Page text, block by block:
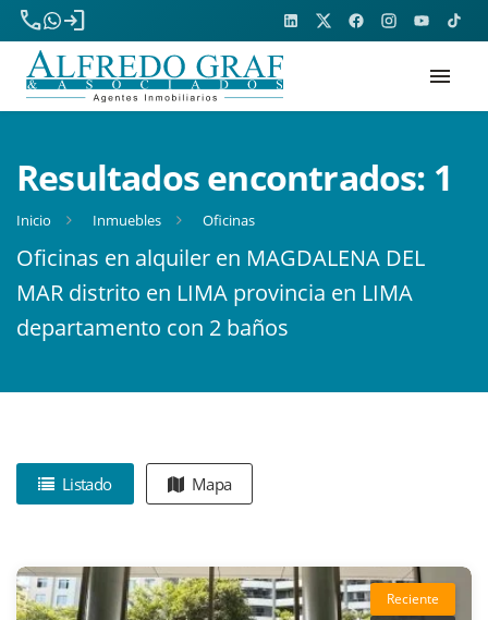
phone
login
menu
Resultados encontrados: 1
Inicio Inmuebles Oficinas
Oficinas en alquiler en MAGDALENA DEL
MAR distrito en LIMA provincia en LIMA
departamento con 2 baños
Listado Mapa
Reciente